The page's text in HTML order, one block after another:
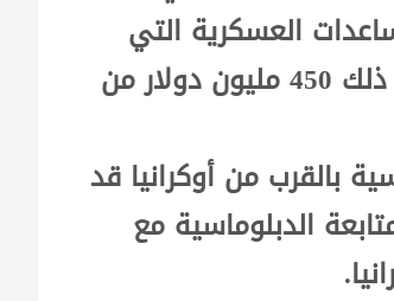
دولار من المساعدات العسكرية التي
قدمتها الولايات المتحدة لأوكرانيا منذ 2014، بما في ذلك 450 مليون دولار من
بالقرب من أوكرانيا قد
الدبلوماسية مع